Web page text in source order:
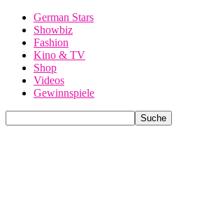
German Stars
Showbiz
Fashion
Kino & TV
Shop
Videos
Gewinnspiele